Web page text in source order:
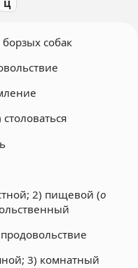
собак
2) пищевой (о
3) комнатный